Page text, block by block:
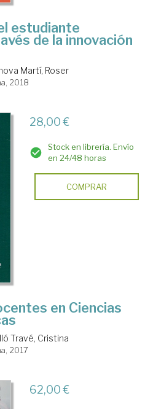
estudiante
de la innovación
Martí, Roser
2018
28,00 €
Stock en librería. Envío
en 24/48 horas
COMPRAR
en Ciencias
Travé, Cristina
2017
62,00 €